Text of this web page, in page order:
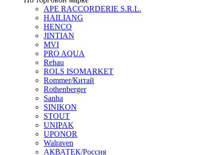
APE RACCORDERIE S.R.L.
HAILIANG
HENCO
JINTIAN
MVI
PRO AQUA
Rehau
ROLS ISOMARKET
Rommer/Китай
Rothenberger
Sanha
SINIKON
STOUT
UNIPAK
UPONOR
Walraven
АКВАТЕК/Россия